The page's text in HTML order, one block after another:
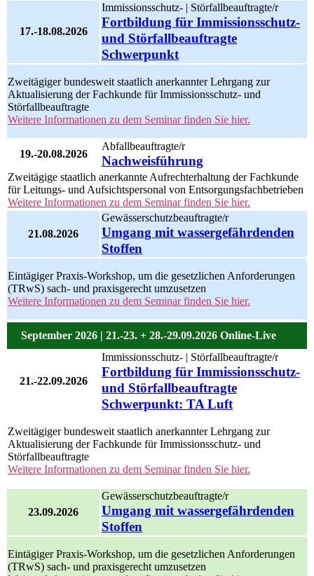
17.-18.08.2026
Immissionsschutz- | Störfallbeauftragte/r
Fortbildung für Immissionsschutz-
und Störfallbeauftragte
Schwerpunkt
Zweitägiger bundesweit staatlich anerkannter Lehrgang zur
Aktualisierung der Fachkunde für Immissionsschutz- und
Störfallbeauftragte
Weitere Informationen zu dem Seminar finden Sie hier.
19.-20.08.2026
Abfallbeauftragte/r
Nachweisführung
Zweitägige staatlich anerkannte Aufrechterhaltung der Fachkunde
für Leitungs- und Aufsichtspersonal von Entsorgungsfachbetrieben
Weitere Informationen zu dem Seminar finden Sie hier.
21.08.2026
Gewässerschutzbeauftragte/r
Umgang mit wassergefährdenden
Stoffen
Eintägiger Praxis-Workshop, um die gesetzlichen Anforderungen
(TRwS) sach- und praxisgerecht umzusetzen
Weitere Informationen zu dem Seminar finden Sie hier.
September 2026 | 21.-23. + 28.-29.09.2026 Online-Live
21.-22.09.2026
Immissionsschutz- | Störfallbeauftragte/r
Fortbildung für Immissionsschutz-
und Störfallbeauftragte
Schwerpunkt: TA Luft
Zweitägiger bundesweit staatlich anerkannter Lehrgang zur
Aktualisierung der Fachkunde für Immissionsschutz- und
Störfallbeauftragte
Weitere Informationen zu dem Seminar finden Sie hier.
23.09.2026
Gewässerschutzbeauftragte/r
Umgang mit wassergefährdenden
Stoffen
Eintägiger Praxis-Workshop, um die gesetzlichen Anforderungen
(TRwS) sach- und praxisgerecht umzusetzen